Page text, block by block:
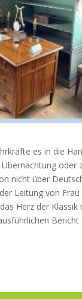
es in die
oder
nicht über
Leitung von
Herz der Klassik